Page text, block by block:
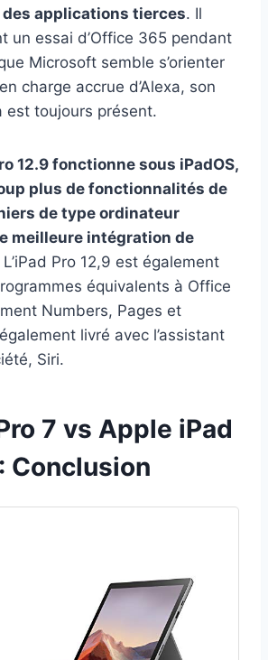
applications tierces. Il
un essai d’Office 365 pendant
Microsoft semble s’orienter
charge accrue d’Alexa, son
est toujours présent.
12.9 fonctionne sous iPadOS,
plus de fonctionnalités de
de type ordinateur
meilleure intégration de
L’iPad Pro 12,9 est également
équivalents à Office
Numbers, Pages et
livré avec l’assistant
Siri.
7 vs Apple iPad
Conclusion